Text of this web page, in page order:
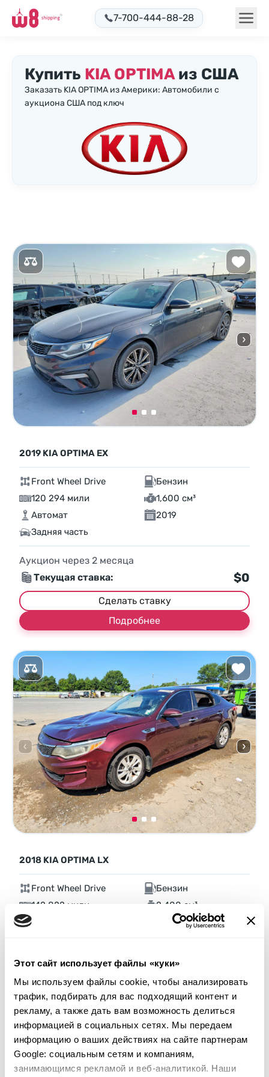
Этот сайт использует файлы «куки»
Мы используем файлы cookie, чтобы анализировать
трафик, подбирать для вас подходящий контент и
рекламу, а также дать вам возможность делиться
информацией в социальных сетях. Мы передаем
информацию о ваших действиях на сайте партнерам
Google: социальным сетям и компаниям,
занимающимся рекламой и веб-аналитикой. Наши
7-700-444-88-28
Купить KIA OPTIMAиз США
Заказать KIA OPTIMA из Америки: Автомобили с
аукциона США под ключ
2019 KIA OPTIMA EX
Front Wheel Drive
Бензин
120 294 мили
1,600 см³
Автомат
2019
Задняя часть
Аукцион через 2 месяца
Текущая ставка:
$0
Сделать ставку
Подробнее
2018 KIA OPTIMA LX
Front Wheel Drive
Бензин
142 822 мили
2,400 см³
Автомат
2018
Аукцион через6дней
Текущая ставка:
$0
Сделать ставку
Подробнее